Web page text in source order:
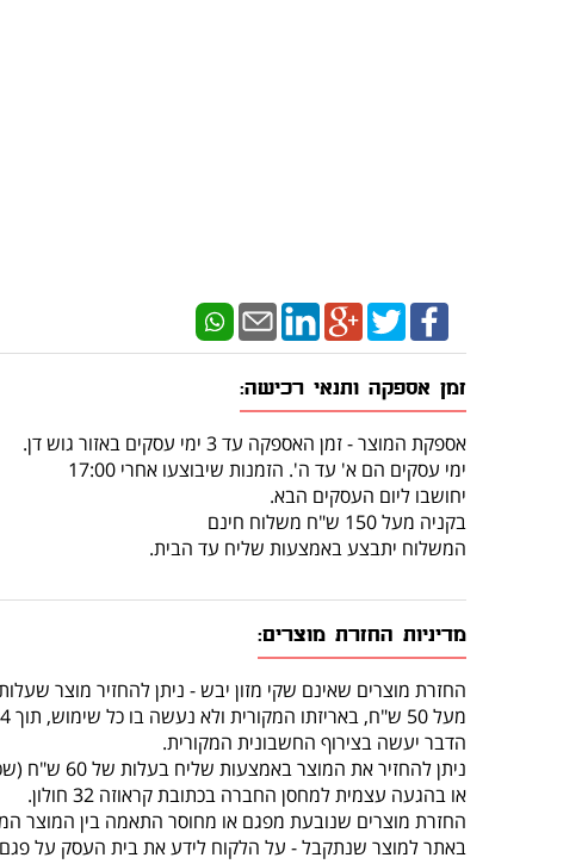
זמן אספקה ותנאי רכישה:
אספקת המוצר - זמן האספקה עד 3 ימי עסקים באזור גוש דן.
ימי עסקים הם א' עד ה'. הזמנות שיבוצעו אחרי 17:00
יחושבו ליום העסקים הבא.
בקניה מעל 150 ש"ח משלוח חינם
המשלוח יתבצע באמצעות שליח עד הבית.
מדיניות החזרת מוצרים:
החזרת מוצרים שאינם שקי מזון יבש - ניתן להחזיר מוצר
מעל 50 ש"ח, באריזתו המקורית ולא נעשה בו כל שימוש, תוך 14 יום מרגע קבלתו.
הדבר יעשה בצירוף החשבונית המקורית.
ניתן להחזיר את המוצר באמצעות שליח בעלות של 60 ש"ח (שכוללת איסוף מהלקוח והחזרה לחנות)
או בהגעה עצמית למחסן החברה בכתובת קראוזה 32 חולון.
החזרת מוצרים שנובעת מפגם או מחוסר התאמה בין המוצר
באתר למוצר שנתקבל - על הלקוח לידע את בית העסק על